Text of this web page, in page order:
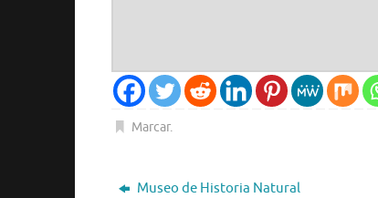
Marcar.
Museo de Historia Natural